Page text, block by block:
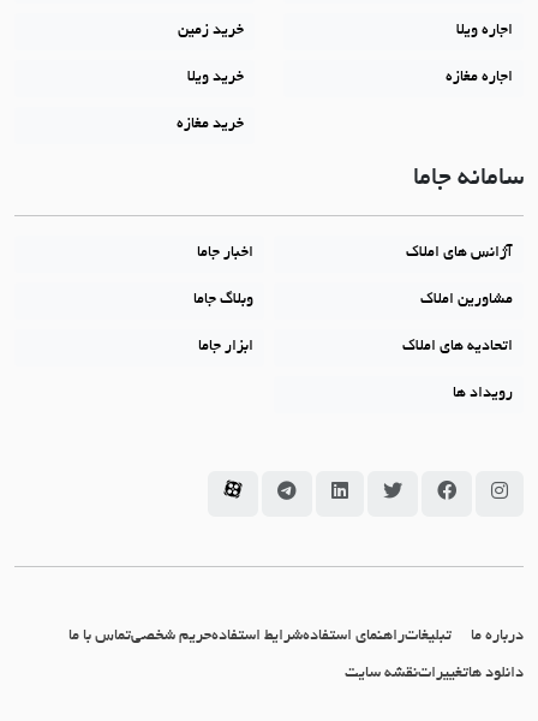
اجاره ویلا
اجاره مغازه
خرید زمین
خرید ویلا
خرید مغازه
سامانه جاما
آژانس های املاک اخبار جاما
مشاورین املاک وبلاگ جاما
اتحادیه های املاک ابزار جاما
رویداد ها
سامانه جاما در اینستاگرام
سامانه جاما در فیسبوک
سامانه جاما در توئیتر
سامانه جاما در لینکداین
سامانه جاما در تلگرام
سامانه جاما در آپارات
درباره ما تبلیغاتراهنمای استفادهشرایط استفادهحریم شخصیتماس با ما
دانلود هاتغییراتنقشه سایت